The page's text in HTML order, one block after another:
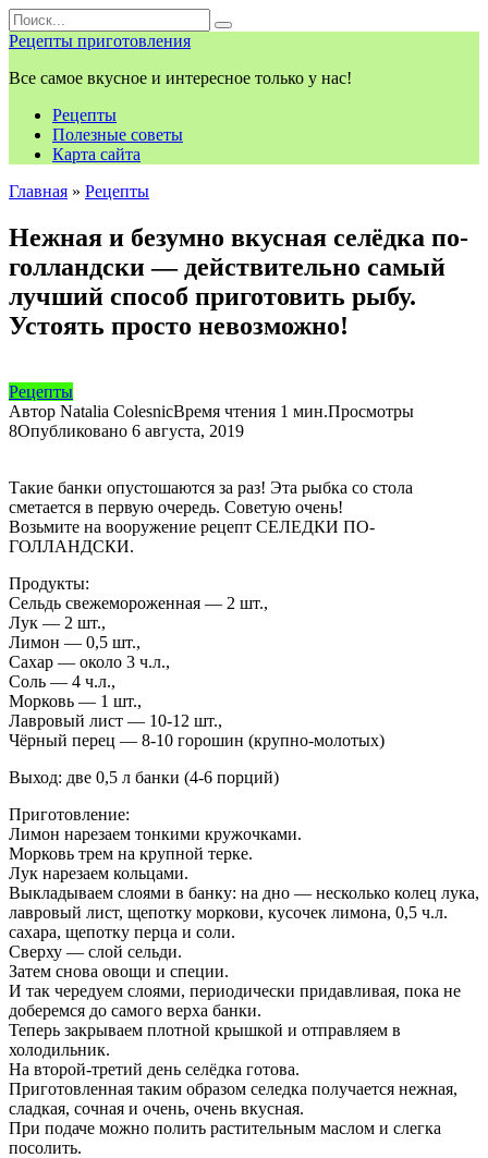
Перейти
к
контенту
Search
for:
Рецепты приготовления
Все самое вкусное и интересное только у нас!
Рецепты
Полезные советы
Карта сайта
Главная » Рецепты
Нежная и безумно вкусная селёдка по-
голландски — действительно самый
лучший способ приготовить рыбу.
Устоять просто невозможно!
Рецепты
Автор Natalia ColesnicВремя чтения 1 мин.Просмотры
8Опубликовано 6 августа, 2019
Такие банки опустошаются за раз! Эта рыбка со стола
сметается в первую очередь. Советую очень!
Возьмите на вооружение рецепт СЕЛЕДКИ ПО-
ГОЛЛАНДСКИ.
Продукты:
Сельдь свежемороженная — 2 шт.,
Лук — 2 шт.,
Лимон — 0,5 шт.,
Сахар — около 3 ч.л.,
Соль — 4 ч.л.,
Морковь — 1 шт.,
Лавровый лист — 10-12 шт.,
Чёрный перец — 8-10 горошин (крупно-молотых)
Выход: две 0,5 л банки (4-6 порций)
Приготовление:
Лимон нарезаем тонкими кружочками.
Морковь трем на крупной терке.
Лук нарезаем кольцами.
Выкладываем слоями в банку: на дно — несколько колец лука,
лавровый лист, щепотку моркови, кусочек лимона, 0,5 ч.л.
сахара, щепотку перца и соли.
Сверху — слой сельди.
Затем снова овощи и специи.
И так чередуем слоями, периодически придавливая, пока не
доберемся до самого верха банки.
Теперь закрываем плотной крышкой и отправляем в
холодильник.
На второй-третий день селёдка готова.
Приготовленная таким образом селедка получается нежная,
сладкая, сочная и очень, очень вкусная.
При подаче можно полить растительным маслом и слегка
посолить.